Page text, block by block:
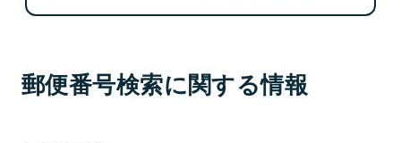
郵便番号検索に関する情報